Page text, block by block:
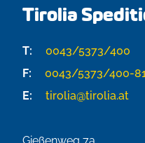
Tirolia
T:
0043/5373/400
F:
0043/5373/400-
E:
tirolia@tirolia.at
Gießenweg 7a